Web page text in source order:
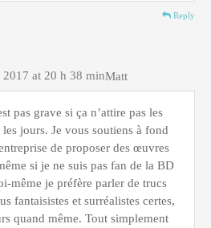
Reply
Matt
at 20 h 38 min
pas grave si ça n’attire pas les
jours. Je vous soutiens à fond
de proposer des œuvres
si je ne suis pas fan de la BD
même je préfère parler de trucs
fantaisistes et surréalistes certes,
quand même. Tout simplement